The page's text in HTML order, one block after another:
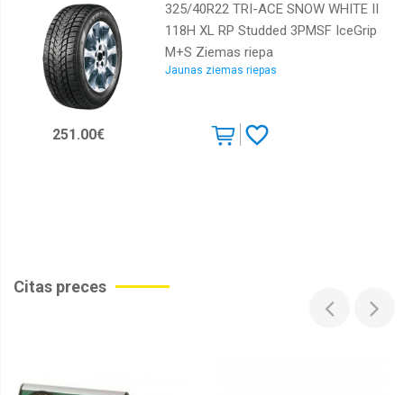
325/40R22 TRI-ACE SNOW WHITE II
118H XL RP Studded 3PMSF IceGrip
M+S Ziemas riepa
Jaunas ziemas riepas
251.00€
Citas preces